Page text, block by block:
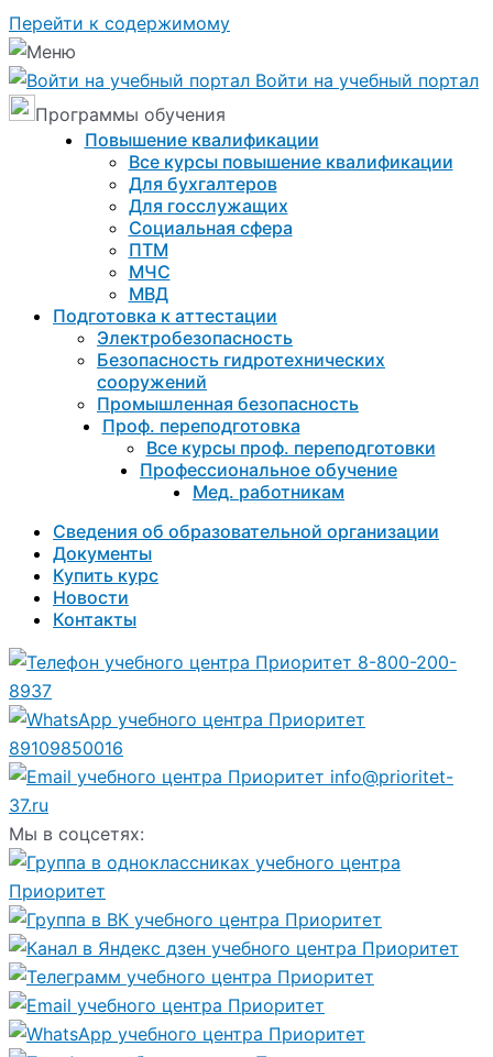
Перейти к содержимому
Войти на учебный портал
Программы обучения
Повышение квалификации
Все курсы повышение квалификации
Для бухгалтеров
Для госслужащих
Социальная сфера
ПТМ
МЧС
МВД
Подготовка к aттестации
Электробезопасность
Безопасность гидротехнических
сооружений
Промышленная безопасность
Проф. переподготовка
Все курсы проф. переподготовки
Профессиональное обучение
Мед. работникам
Сведения об образовательной организации
Документы
Купить курс
Новости
Контакты
8-800-200-
8937
89109850016
info@prioritet-
37.ru
Мы в соцсетях: